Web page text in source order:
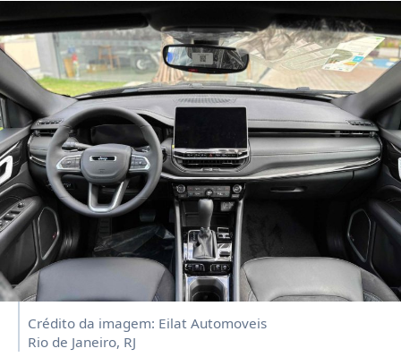
Crédito da imagem: Eilat Automoveis
Rio de Janeiro, RJ